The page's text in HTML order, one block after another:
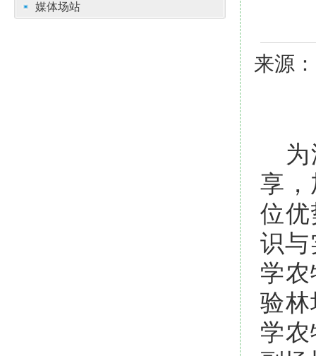
媒体场站
来源
享
位
识与
学
验
学